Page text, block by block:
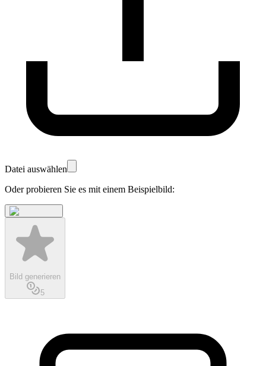
Datei auswählen
Oder probieren Sie es mit einem Beispielbild:
Bild generieren
5